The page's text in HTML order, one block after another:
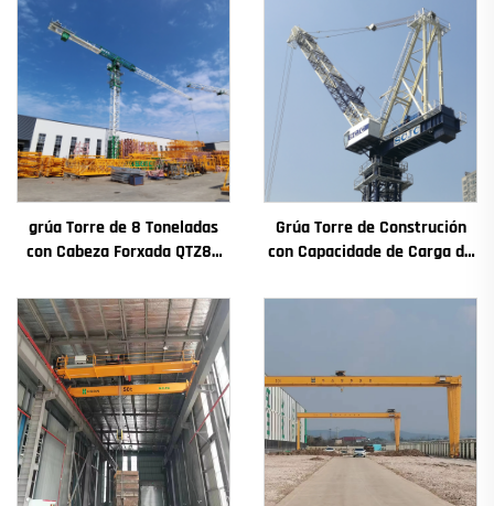
grúa Torre de 8 Toneladas
con Cabeza Forxada QTZ80
Competitivo
Grúa Torre de Construción
con Capacidade de Carga de
Cambios Motor de